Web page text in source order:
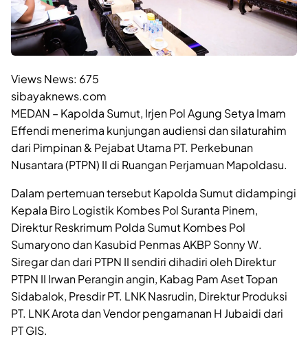
Views News: 675
sibayaknews.com
MEDAN – Kapolda Sumut, Irjen Pol Agung Setya Imam
Effendi menerima kunjungan audiensi dan silaturahim
dari Pimpinan & Pejabat Utama PT. Perkebunan
Nusantara (PTPN) II di Ruangan Perjamuan Mapoldasu.
Dalam pertemuan tersebut Kapolda Sumut didampingi
Kepala Biro Logistik Kombes Pol Suranta Pinem,
Direktur Reskrimum Polda Sumut Kombes Pol
Sumaryono dan Kasubid Penmas AKBP Sonny W.
Siregar dan dari PTPN II sendiri dihadiri oleh Direktur
PTPN II Irwan Perangin angin, Kabag Pam Aset Topan
Sidabalok, Presdir PT. LNK Nasrudin, Direktur Produksi
PT. LNK Arota dan Vendor pengamanan H Jubaidi dari
PT GIS.